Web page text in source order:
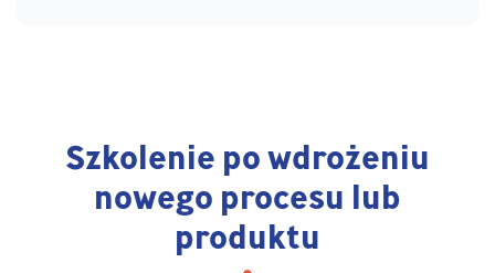
Szkolenie po wdrożeniu
nowego procesu lub
produktu